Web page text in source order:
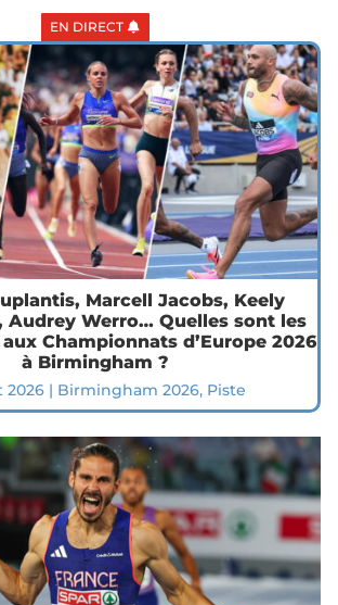
EN DIRECT
Marcell Jacobs, Keely
Audrey Werro… Quelles sont les
Championnats d’Europe 2026
à Birmingham ?
2026 | Birmingham 2026, Piste